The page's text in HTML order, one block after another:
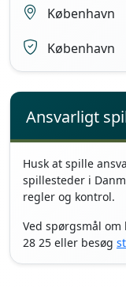
København
København
Ansvarligt
Husk at spille
spillesteder i
regler og kontrol.
Ved spørgsmål
28 25 eller besøg